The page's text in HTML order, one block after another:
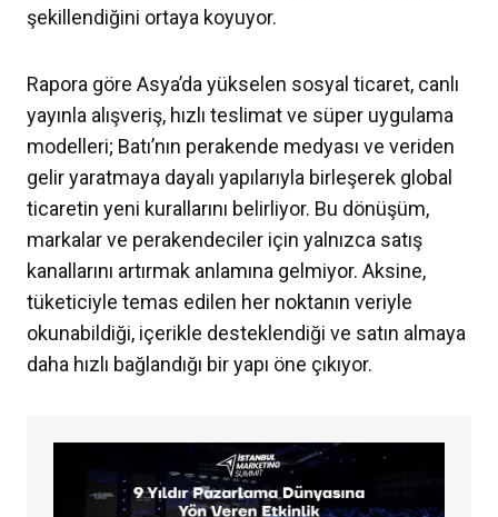
şekillendiğini ortaya koyuyor.
Rapora göre Asya’da yükselen sosyal ticaret, canlı
yayınla alışveriş, hızlı teslimat ve süper uygulama
modelleri; Batı’nın perakende medyası ve veriden
gelir yaratmaya dayalı yapılarıyla birleşerek global
ticaretin yeni kurallarını belirliyor. Bu dönüşüm,
markalar ve perakendeciler için yalnızca satış
kanallarını artırmak anlamına gelmiyor. Aksine,
tüketiciyle temas edilen her noktanın veriyle
okunabildiği, içerikle desteklendiği ve satın almaya
daha hızlı bağlandığı bir yapı öne çıkıyor.